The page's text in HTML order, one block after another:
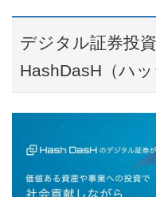
デジタル証券投
HashDasH（ハ